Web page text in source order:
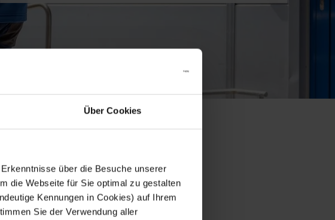
Über Cookies
über die Besuche unserer
die Webseite für Sie optimal zu gestalten
Kennungen in Cookies) auf Ihrem
Sie der Verwendung aller